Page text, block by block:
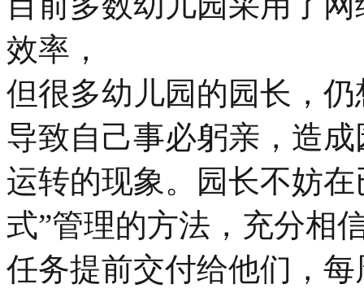
效率，
但很多幼儿园的园长，
导致自己事必躬亲，造
运转的现象。园长不妨
式”管理的方法，充分相
任务提前交付给他们，